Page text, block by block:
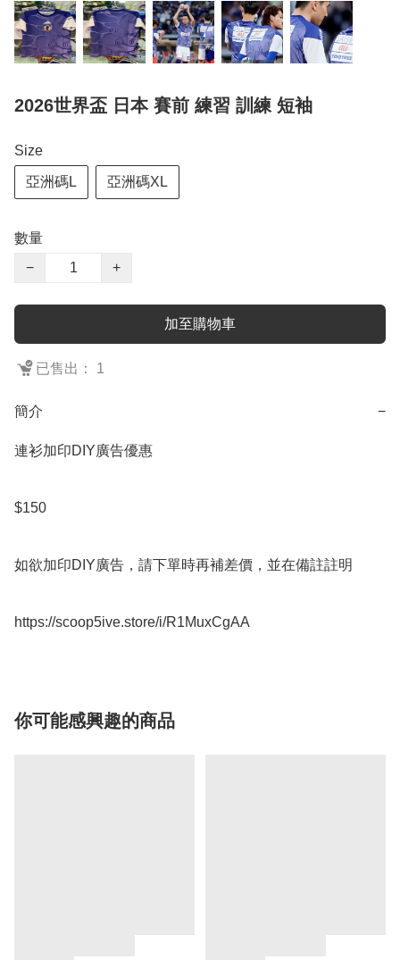
2026世界盃 日本 賽前 練習 訓練 短袖
Size
亞洲碼L 亞洲碼XL
數量
−
+
加至購物車
已售出： 1
簡介 −
連衫加印DIY廣告優惠
$150
如欲加印DIY廣告，請下單時再補差價，並在備註註明
https://scoop5ive.store/i/R1MuxCgAA
你可能感興趣的商品